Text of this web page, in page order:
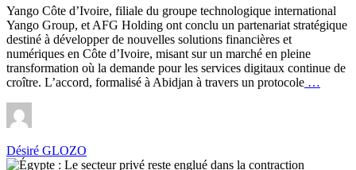
Yango Côte d’Ivoire, filiale du groupe technologique international
Yango Group, et AFG Holding ont conclu un partenariat stratégique
destiné à développer de nouvelles solutions financières et
numériques en Côte d’Ivoire, misant sur un marché en pleine
transformation où la demande pour les services digitaux continue de
croître. L’accord, formalisé à Abidjan à travers un protocole …
Désiré GLOZO